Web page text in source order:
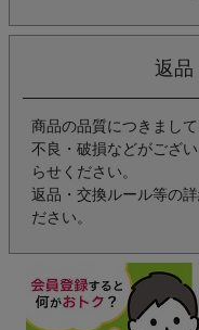
返品
商品の品質につきまし
不良・破損などがござ
らせください。
返品・交換ルール等の
ださい。